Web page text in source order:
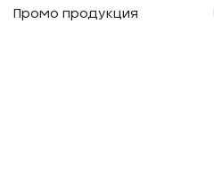
Промо продукция